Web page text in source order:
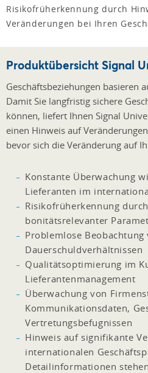
Risikofrüherkennung durch
Veränderungen bei Ihren
Produktübersicht Signal
Geschäftsbeziehungen basieren
Damit Sie langfristig sichere
können, liefert Ihnen Signal
einen Hinweis auf
bevor sich die Veränderung auf
Konstante Überwachung
Lieferanten im
Risikofrüherkennung
bonitätsrelevanter
Problemlose Beobachtung
Dauerschuldverhältnissen
Qualitätsoptimierung im
Lieferantenmanagement
Überwachung von
Kommunikationsdaten,
Vertretungsbefugnissen
Hinweis auf signifikante
internationalen
Detailinformationen